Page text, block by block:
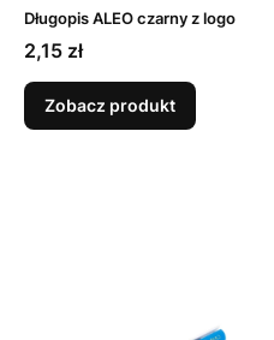
Długopis ALEO czarny z logo
Cena
2,15 zł
Zobacz produkt